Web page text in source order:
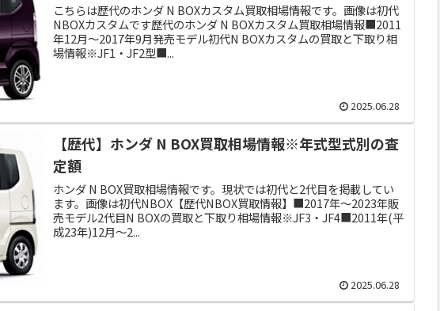
こちらは歴代のホンダ N BOXカスタム買取相場情報です。画像は初代
NBOXカスタムです歴代のホンダ N BOXカスタム買取相場情報■2011
年12月～2017年9月発売モデル初代N BOXカスタムの買取と下取り相
場情報※JF1・JF2型■...
2025.06.28
【歴代】ホンダ N BOX買取相場情報※年式型式別の査
定額
ホンダ N BOX買取相場情報です。現状では初代と2代目を掲載してい
ます。画像は初代NBOX【歴代NBOX買取情報】■2017年～2023年販
売モデル2代目N BOXの買取と下取り相場情報※JF3・JF4■2011年(平
成23年)12月～2...
2025.06.28